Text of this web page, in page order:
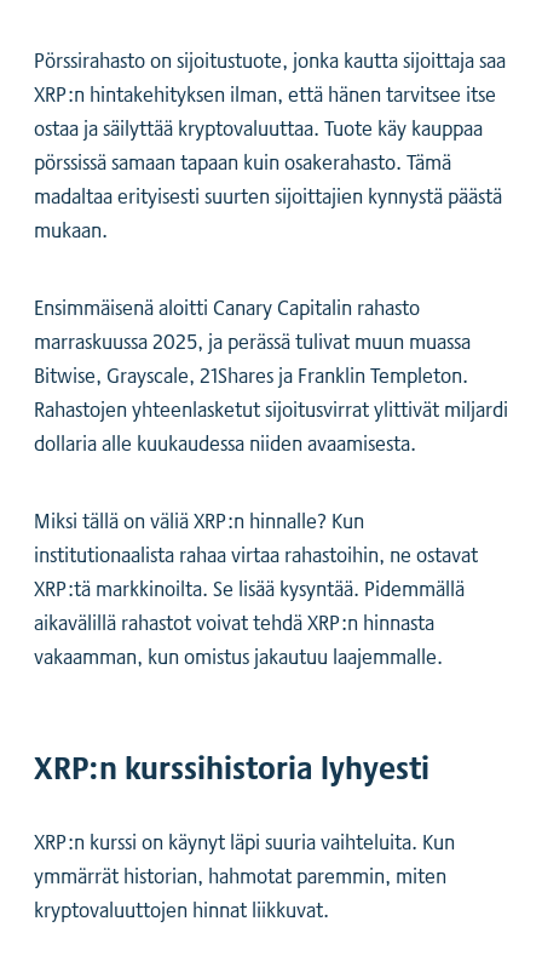
Pörssirahasto on sijoitustuote, jonka kautta sijoittaja saa
XRP:n hintakehityksen ilman, että hänen tarvitsee itse
ostaa ja säilyttää kryptovaluuttaa. Tuote käy kauppaa
pörssissä samaan tapaan kuin osakerahasto. Tämä
madaltaa erityisesti suurten sijoittajien kynnystä päästä
mukaan.
Ensimmäisenä aloitti Canary Capitalin rahasto
marraskuussa 2025, ja perässä tulivat muun muassa
Bitwise, Grayscale, 21Shares ja Franklin Templeton.
Rahastojen yhteenlasketut sijoitusvirrat ylittivät miljardi
dollaria alle kuukaudessa niiden avaamisesta.
Miksi tällä on väliä XRP:n hinnalle? Kun
institutionaalista rahaa virtaa rahastoihin, ne ostavat
XRP:tä markkinoilta. Se lisää kysyntää. Pidemmällä
aikavälillä rahastot voivat tehdä XRP:n hinnasta
vakaamman, kun omistus jakautuu laajemmalle.
XRP:n kurssihistoria lyhyesti
XRP:n kurssi on käynyt läpi suuria vaihteluita. Kun
ymmärrät historian, hahmotat paremmin, miten
kryptovaluuttojen hinnat liikkuvat.